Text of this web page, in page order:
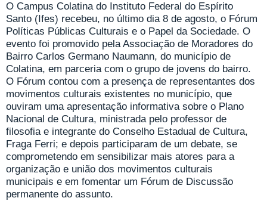
O Campus Colatina do Instituto Federal do Espírito
Santo (Ifes) recebeu, no último dia 8 de agosto, o Fórum
Políticas Públicas Culturais e o Papel da Sociedade. O
evento foi promovido pela Associação de Moradores do
Bairro Carlos Germano Naumann, do município de
Colatina, em parceria com o grupo de jovens do bairro.
O Fórum contou com a presença de representantes dos
movimentos culturais existentes no município, que
ouviram uma apresentação informativa sobre o Plano
Nacional de Cultura, ministrada pelo professor de
filosofia e integrante do Conselho Estadual de Cultura,
Fraga Ferri; e depois participaram de um debate, se
comprometendo em sensibilizar mais atores para a
organização e união dos movimentos culturais
municipais e em fomentar um Fórum de Discussão
permanente do assunto.